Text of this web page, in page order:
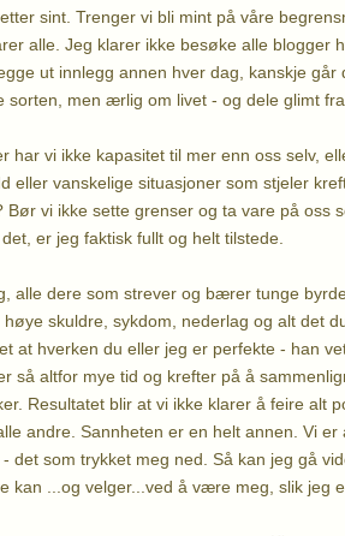
sint. Trenger vi bli mint på våre
alle. Jeg klarer ikke besøke alle blogger
ut innlegg annen hver dag, kanskje
sorten, men ærlig om livet - og dele glimt
har vi ikke kapasitet til mer enn oss selv,
eller vanskelige situasjoner som stjeler
Bør vi ikke sette grenser og ta vare på oss
er jeg faktisk fullt og helt tilstede.
alle dere som strever og bærer tunge
høye skuldre, sykdom, nederlag og alt det
at hverken du eller jeg er perfekte - han
så altfor mye tid og krefter på å
Resultatet blir at vi ikke klarer å feire alt
andre. Sannheten er en helt annen. Vi
- det som trykket meg ned. Så kan jeg gå
kan ...og velger...ved å være meg, slik jeg